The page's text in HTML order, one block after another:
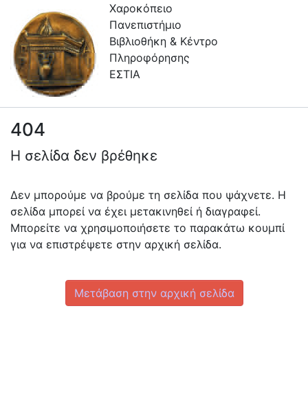
Χαροκόπειο
Πανεπιστήμιο
Βιβλιοθήκη & Κέντρο
Πληροφόρησης
ΕΣΤΙΑ
Συλλογές
Πλοήγηση στην Εστία
Πληροφορίες
Επικοινωνία
Υπηρεσίες
404
Η σελίδα δεν βρέθηκε
Δεν μπορούμε να βρούμε τη σελίδα που ψάχνετε. Η
σελίδα μπορεί να έχει μετακινηθεί ή διαγραφεί.
Μπορείτε να χρησιμοποιήσετε το παρακάτω κουμπί
για να επιστρέψετε στην αρχική σελίδα.
Μετάβαση στην αρχική σελίδα